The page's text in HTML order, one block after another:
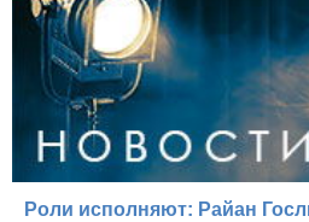
Роли исполняют: Райан